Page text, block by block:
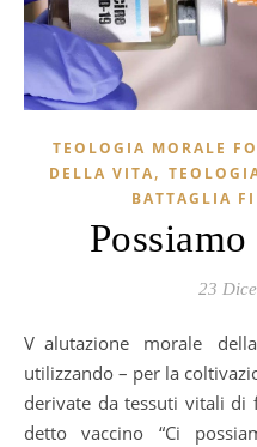
TEOLOGIA MORALE
DELLA VITA,
BATTAGLIA
23
Valutazione morale della produzione di un vaccino
utilizzando – per la
derivate da tessuti vitali di
detto vaccino “Ci